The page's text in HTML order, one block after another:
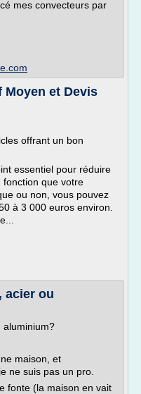
mes convecteurs par
Moyen et Devis
offrant un bon
essentiel pour réduire
fonction que votre
ou non, vous pouvez
à 3 000 euros environ.
acier ou
aluminium?
maison, et
ne suis pas un pro.
fonte (la maison en vait